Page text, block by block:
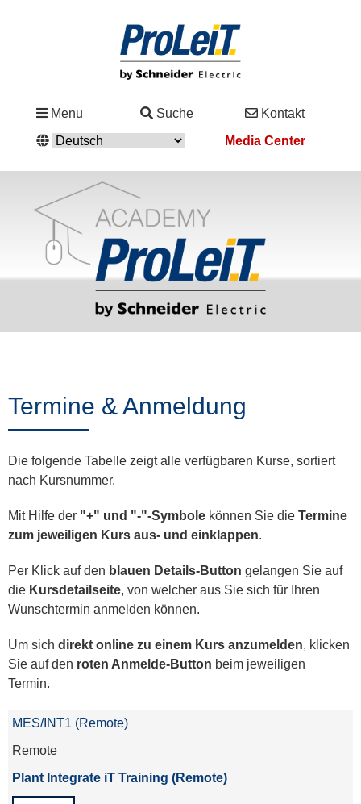
Menu Suche
Kontakt
Media Center
Lösungen
Service
Support
Academy
News
&
Partner
Über
ProLeiT
Termine & Anmeldung
Die folgende Tabelle zeigt alle verfügbaren Kurse, sortiert
nach Kursnummer.
Mit Hilfe der "+" und "-"-Symbole können Sie die Termine
zum jeweiligen Kurs aus- und einklappen.
Per Klick auf den blauen Details-Button gelangen Sie auf
die Kursdetailseite, von welcher aus Sie sich für Ihren
Wunschtermin anmelden können.
Um sich direkt online zu einem Kurs anzumelden, klicken
Sie auf den roten Anmelde-Button beim jeweiligen
Termin.
MES/INT1 (Remote)
Plant Integrate iT Training (Remote)
Remote